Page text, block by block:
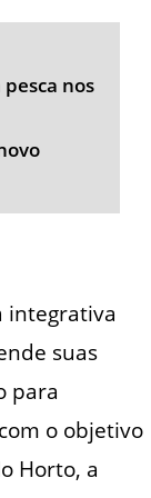
nos
integrativa
suas
para
o objetivo
Horto, a